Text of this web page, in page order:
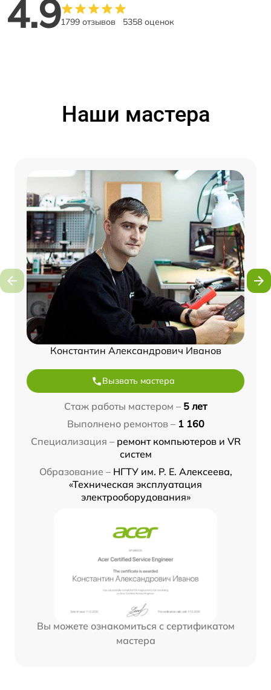
4.91799 отзывов 5358 оценок
Наши мастера
Константин Александрович Иванов
Вызвать мастера
Стаж работы мастером – 5 лет
Выполнено ремонтов – 1 160
Специализация – ремонт компьютеров и VR
систем
Образование – НГТУ им. Р. Е. Алексеева,
«Техническая эксплуатация
электрооборудования»
Вы можете ознакомиться с сертификатом
мастера